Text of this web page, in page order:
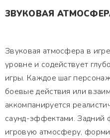
ЗВУКОВАЯ
Звуковая атмосфера в
уровне и содействует
игры. Каждое шаг
боевые действия или
аккомпанируется
саунд-эффектами. Задний
игровую атмосферу,